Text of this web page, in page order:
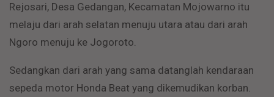
Rejosari, Desa Gedangan, Kecamatan Mojowarno itu
melaju dari arah selatan menuju utara atau dari arah
Ngoro menuju ke Jogoroto.
Sedangkan dari arah yang sama datanglah kendaraan
sepeda motor Honda Beat yang dikemudikan korban.